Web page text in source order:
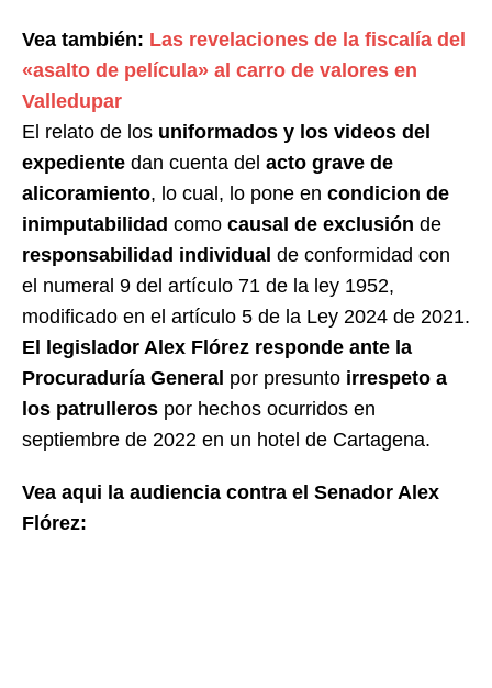
Vea también: Las revelaciones de la fiscalía del
«asalto de película» al carro de valores en
Valledupar
El relato de los uniformados y los videos del
expediente dan cuenta del acto grave de
alicoramiento, lo cual, lo pone en condicion de
inimputabilidad como causal de exclusión de
responsabilidad individual de conformidad con
el numeral 9 del artículo 71 de la ley 1952,
modificado en el artículo 5 de la Ley 2024 de 2021.
El legislador Alex Flórez responde ante la
Procuraduría General por presunto irrespeto a
los patrulleros por hechos ocurridos en
septiembre de 2022 en un hotel de Cartagena.
Vea aqui la audiencia contra el Senador Alex
Flórez: